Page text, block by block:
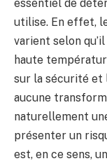
essentiel de
utilise. En effet,
varient selon
haute
sur la sécurité et
aucune
naturellement
présenter un
est, en ce sens,